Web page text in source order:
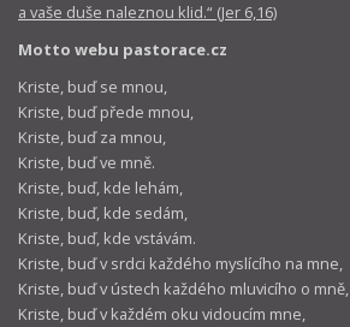
a vaše duše naleznou klid.“ (Jer 6,16)
Motto webu pastorace.cz
Kriste, buď se mnou,
Kriste, buď přede mnou,
Kriste, buď za mnou,
Kriste, buď ve mně.
Kriste, buď, kde lehám,
Kriste, buď, kde sedám,
Kriste, buď, kde vstávám.
Kriste, buď v srdci každého myslícího na mne,
Kriste, buď v ústech každého mluvicího o mně,
Kriste, buď v každém oku vidoucím mne,